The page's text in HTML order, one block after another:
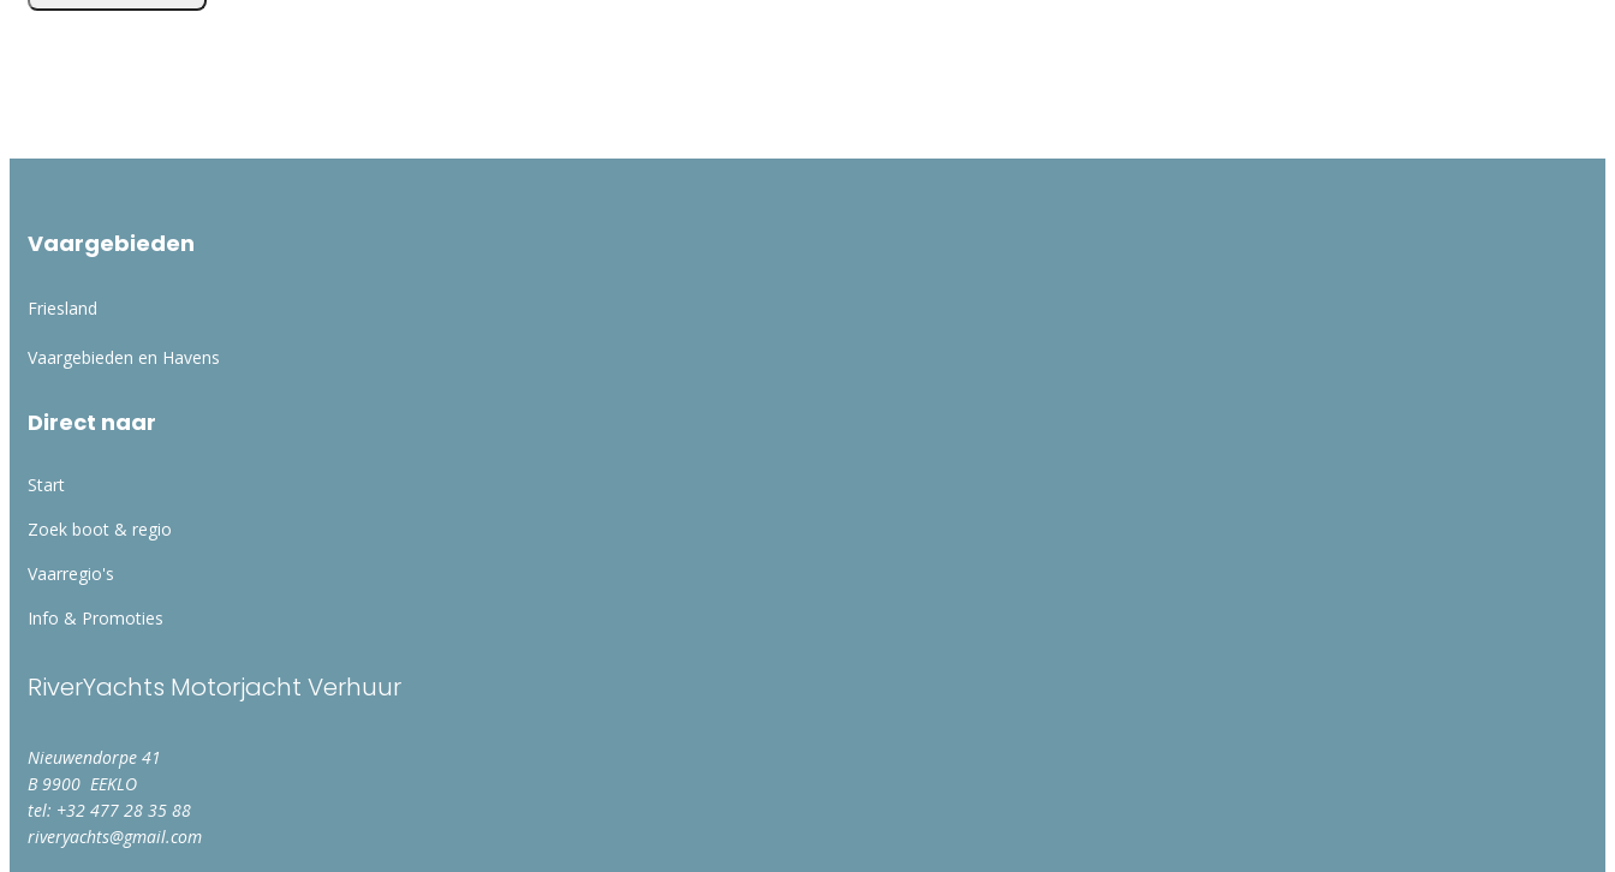
Vaargebieden
Friesland
Vaargebieden en Havens
Direct naar
Start
Zoek boot & regio
Vaarregio's
Info & Promoties
RiverYachts Motorjacht Verhuur
Nieuwendorpe 41
B 9900 EEKLO
tel: +32 477 28 35 88
riveryachts@gmail.com